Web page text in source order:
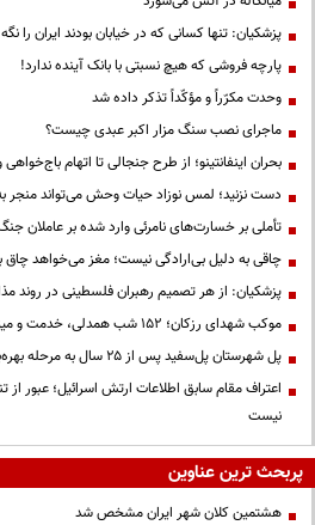
پزشکیان: تنها کسانی که در خیابان بودند ایران را
پارچه فروشی که هیچ نسبتی با بانک آینده ندارد!
وحدت مکرّراً و مؤکّداً تذکر داده شد
ماجرای نصب سنگ مزار اکبر عبدی چیست؟
بحران اینفانتینو؛ از طرح جنجالی تا اتهام باج‌خواهی
دست نزنید؛ لمس نوزاد حیات وحش می‌تواند
تأملی بر خسارت‌های نامرئی وارد شده بر عاملان
چاقی به دلیل بی‌ارادگی نیست؛ مغز می‌خواهد چاق
پزشکیان: از هر تصمیم رهبران فلسطینی در روند
موکب شهدای رزکان؛ ۱۵۲ شب همدلی، خدمت و میزبانی از مردم ولایت‌مدار شهریار
پل شهرستان پل‌سفید پس از ۲۵ سال به مرحله بهره‌برداری رسید
اعتراف مقام سابق اطلاعات ارتش اسرائیل؛ عبور از
نیست
پربحث ترین عناوین
هشتمین کلان شهر ایران مشخص شد